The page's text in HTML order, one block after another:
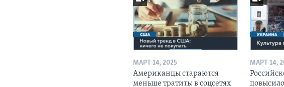
МАРТ 14, 2025
Американцы стараются
меньше тратить: в соцсетях
МАРТ 14,